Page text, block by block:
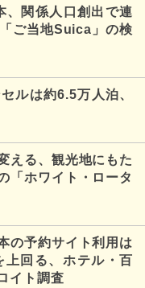
、関係人口創出で連
ご当地Suica」の検
ルは約6.5万人泊、
える、観光地にもた
「ホワイト・ロータ
の予約サイト利用は
上回る、ホテル・百
イト調査